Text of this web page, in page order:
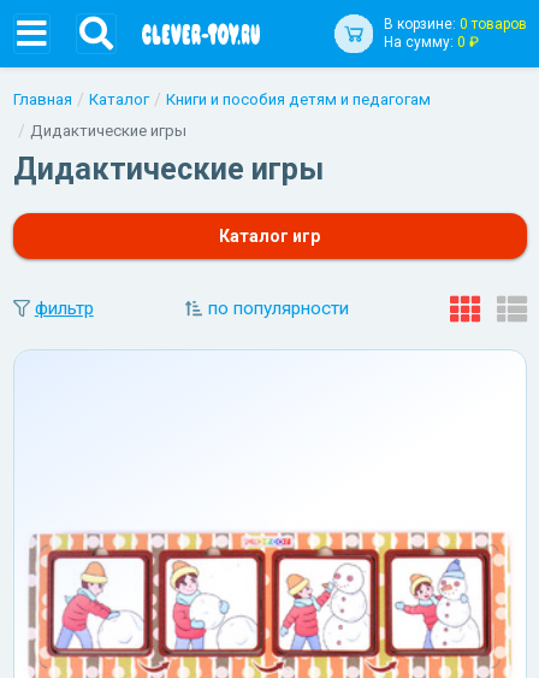
В корзине: 0 товаров
На сумму: 0 ₽
Главная Каталог
Книги и пособия детям и педагогам
Дидактические игры
Дидактические игры
Каталог игр
фильтр по популярности